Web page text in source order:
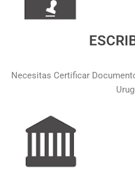
Necesitas Certificar